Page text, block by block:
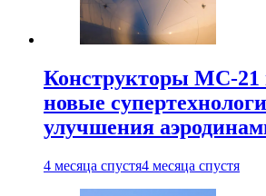
Конструкторы МС-21
новые
улучшения
4 месяца спустя4 месяца спустя